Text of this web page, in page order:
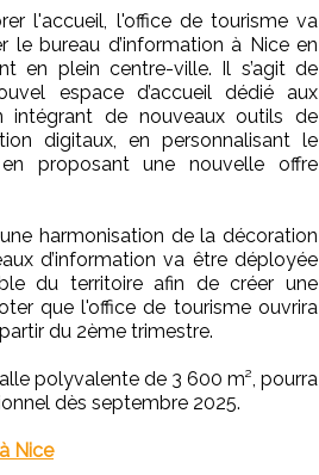
l'accueil, l'office de tourisme va
le bureau d’information à Nice en
en plein centre-ville. Il s’agit de
espace d’accueil dédié aux
intégrant de nouveaux outils de
digitaux, en personnalisant le
proposant une nouvelle offre
harmonisation de la décoration
d’information va être déployée
du territoire afin de créer une
que l'office de tourisme ouvrira
du 2ème trimestre.
polyvalente de 3 600 m², pourra
dès septembre 2025.
Nice